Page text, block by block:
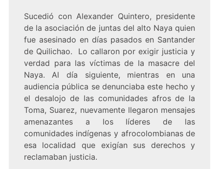
Sucedió con Alexander Quintero, presidente
de la asociación de juntas del alto Naya quien
fue asesinado en días pasados en Santander
de Quilichao. Lo callaron por exigir justicia y
verdad para las víctimas de la masacre del
Naya. Al día siguiente, mientras en una
audiencia pública se denunciaba este hecho y
el desalojo de las comunidades afros de la
Toma, Suarez, nuevamente llegaron mensajes
amenazantes a los líderes de las
comunidades indígenas y afrocolombianas de
esa localidad que exigían sus derechos y
reclamaban justicia.